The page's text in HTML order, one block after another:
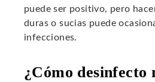
puede ser positivo, pero
duras o sucias puede
infecciones.
¿Cómo desinfecto